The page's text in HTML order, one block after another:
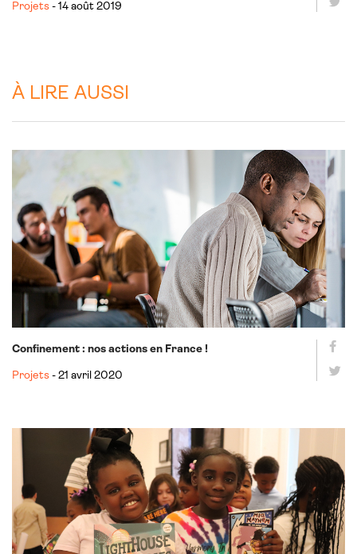
Projets - 14 août 2019
À LIRE AUSSI
Confinement : nos actions en France !
Projets - 21 avril 2020